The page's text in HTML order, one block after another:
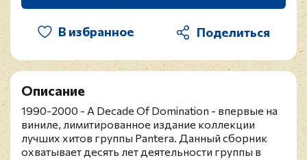
В избранное
Описание
1990-2000 - A Decade Of Domination - впервые на
виниле, лимитированное издание коллекции
лучших хитов группы Pantera. Данный сборник
охватывает десять лет деятельности группы в